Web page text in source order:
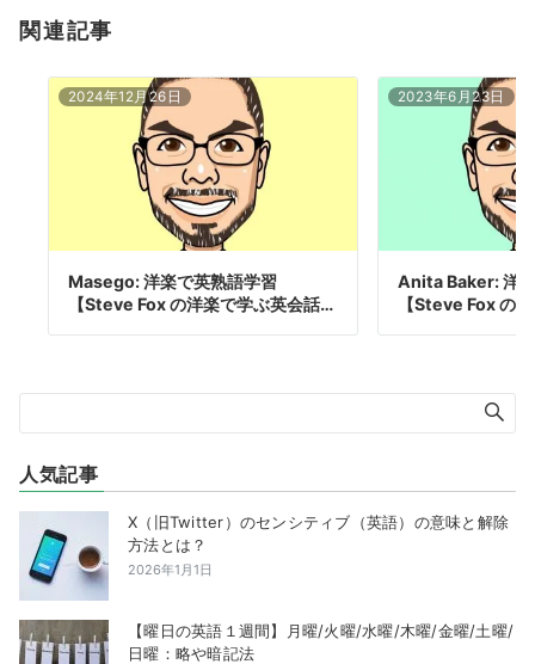
関連記事
2024年12月26日
Masego: 洋楽で英熟語学習
【Steve Fox の洋楽で学ぶ英会話…
2023年6月23日
Anita Baker: 洋
【Steve Fox の
人気記事
X（旧Twitter）のセンシティブ（英語）の意味と解除
方法とは？
2026年1月1日
【曜日の英語１週間】月曜/火曜/水曜/木曜/金曜/土曜/
日曜：略や暗記法